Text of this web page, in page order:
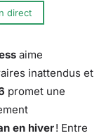
direct
aime
inattendus et
promet une
en hiver! Entre